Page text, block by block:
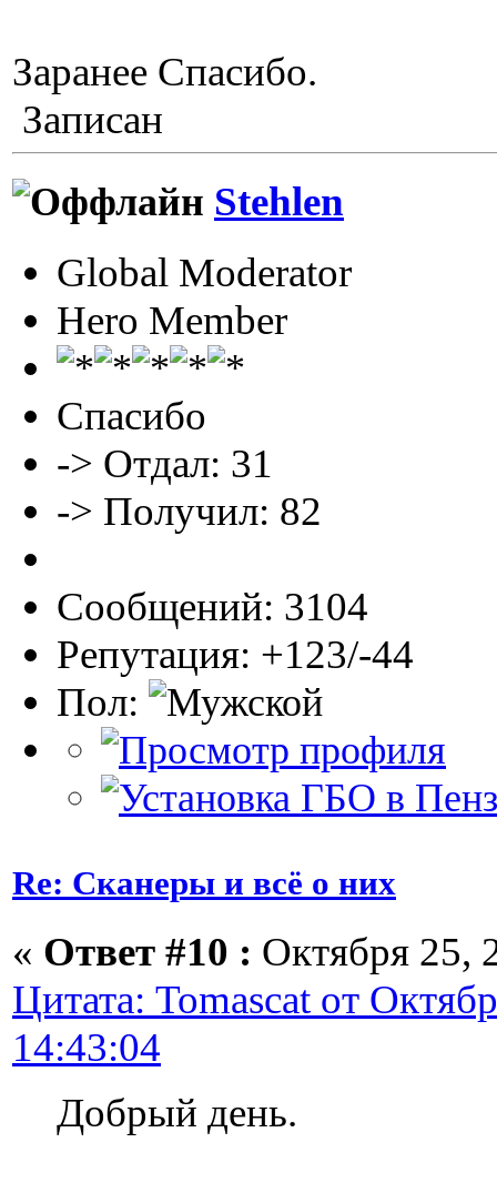
Заранее Спасибо.
Записан
Stehlen
Global Moderator
Hero Member
Спасибо
-> Отдал: 31
-> Получил: 82
Сообщений: 3104
Репутация: +123/-44
Пол:
Re: Сканеры и всё о них
« Ответ #10 : Октября 25,
Цитата: Tomascat от
14:43:04
Добрый день.